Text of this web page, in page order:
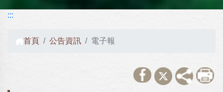
:::
首頁 公告資訊 電子報